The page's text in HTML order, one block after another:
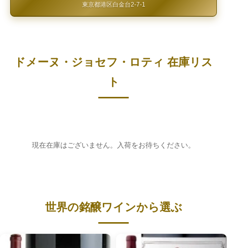
東京都港区白金台2-7-1
ドメーヌ・ジョセフ・ロティ 在庫リス
ト
現在在庫はございません。入荷をお待ちください。
世界の銘醸ワインから選ぶ